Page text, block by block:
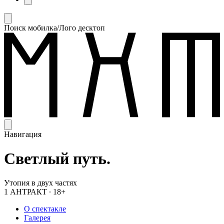
Поиск мобилка/Лого десктоп
Навигация
Светлый путь.
Утопия в двух частях
1 АНТРАКТ ∙ 18+
О спектакле
Галерея